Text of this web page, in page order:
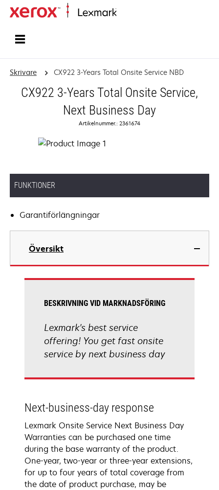
Skrivare CX922 3-Years Total Onsite Service NBD
CX922 3-Years Total Onsite Service,
Next Business Day
Artikelnummer.: 2361674
FUNKTIONER
Garantiförlängningar
Översikt
BESKRIVNING VID MARKNADSFÖRING
Lexmark's best service
offering! You get fast onsite
service by next business day
Next-business-day response
Lexmark Onsite Service Next Business Day
Warranties can be purchased one time
during the base warranty of the product.
One-year, two-year or three-year extensions,
for up to four years of total coverage from
the date of product purchase, may be